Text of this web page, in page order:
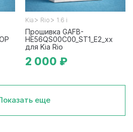
Kia > Rio > 1.6 i
Прошивка GAFB-
HE56QS00C00_ST1_E2_xx
для Kia Rio
2 000 ₽
еще